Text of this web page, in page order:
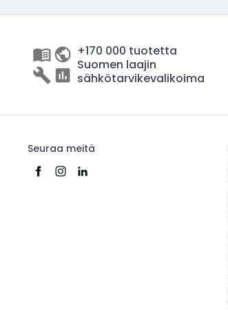
+170 000 tuotetta
Suomen laajin
sähkötarvikevalikoima
Seuraa meitä